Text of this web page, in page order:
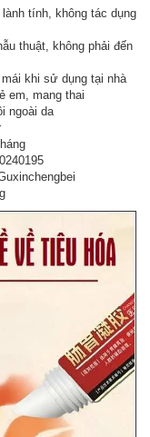
tính, không tác dụng
thuật, không phải đến
khi sử dụng tại nhà
em, mang thai
ngoài da